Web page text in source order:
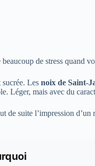
de stress quand
sucrée. Les noix de Saint-
Léger, mais avec du
de suite l’impression d’un